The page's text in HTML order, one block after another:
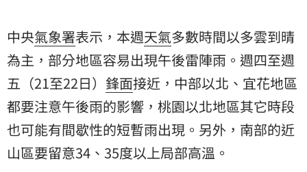
中央氣象署表示，本週天氣多數時間以多雲到晴
為主，部分地區容易出現午後雷陣雨。週四至週
五（21至22日） 鋒面接近，中部以北、宜花地區
都要注意午後雨的影響，桃園以北地區其它時段
也可能有間歇性的短暫雨出現。另外，南部的近
山區要留意34、35度以上局部高溫。